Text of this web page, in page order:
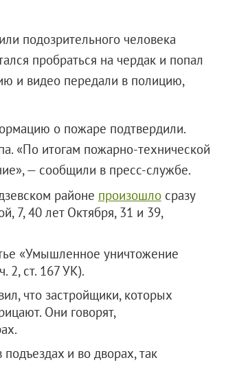
подозрительного человека
пробраться на чердак и попал
и видео передали в полицию,
о пожаре подтвердили.
«По итогам пожарно-технической
— сообщили в пресс-службе.
районе произошлосразу
7, 40 лет Октября, 31 и 39,
«Умышленное уничтожение
2, ст. 167 УК).
что застройщики, которых
Они говорят,
и во дворах, так